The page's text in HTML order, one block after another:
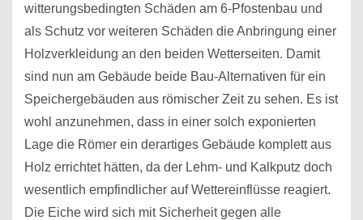
witterungsbedingten Schäden am 6-Pfostenbau und
als Schutz vor weiteren Schäden die Anbringung einer
Holzverkleidung an den beiden Wetterseiten. Damit
sind nun am Gebäude beide Bau-Alternativen für ein
Speichergebäuden aus römischer Zeit zu sehen. Es ist
wohl anzunehmen, dass in einer solch exponierten
Lage die Römer ein derartiges Gebäude komplett aus
Holz errichtet hätten, da der Lehm- und Kalkputz doch
wesentlich empfindlicher auf Wettereinflüsse reagiert.
Die Eiche wird sich mit Sicherheit gegen alle